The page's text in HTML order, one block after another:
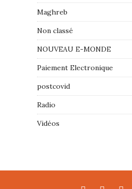
Maghreb
Non classé
NOUVEAU E-MONDE
Paiement Electronique
postcovid
Radio
Vidéos